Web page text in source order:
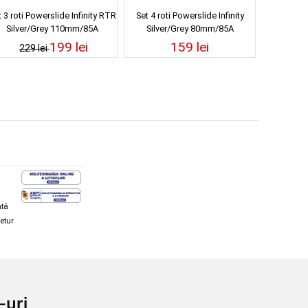
uri
3 roti Powerslide Infinity RTR
Silver/Grey 110mm/85A
229 lei199 lei
Set 4 roti Powerslide Infinity
Silver/Grey 80mm/85A
159 lei